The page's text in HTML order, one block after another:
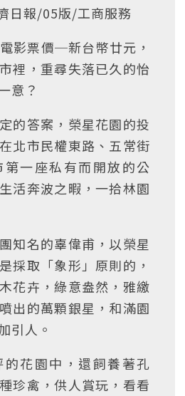
日報/05版/工商服務
影票價─新台幣廿元，
裡，重尋失落已久的怡
意？
的答案，榮星花園的投
北市民權東路、五常街
一座私有而開放的公
活奔波之暇，一拾林園
知名的辜偉甫，以榮星
採取「象形」原則的，
花卉，綠意盎然，雅繳
出的萬顆銀星，和滿園
引人。
花園中，還飼養著孔
珍禽，供人賞玩，看看